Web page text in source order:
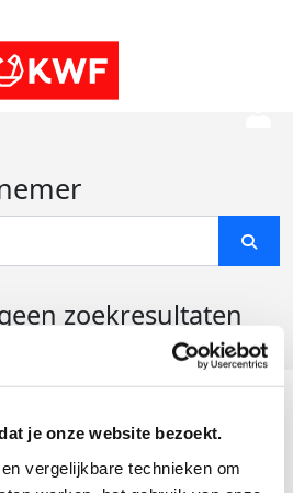
je onze website bezoekt.
vergelijkbare technieken om
zoekresultaten